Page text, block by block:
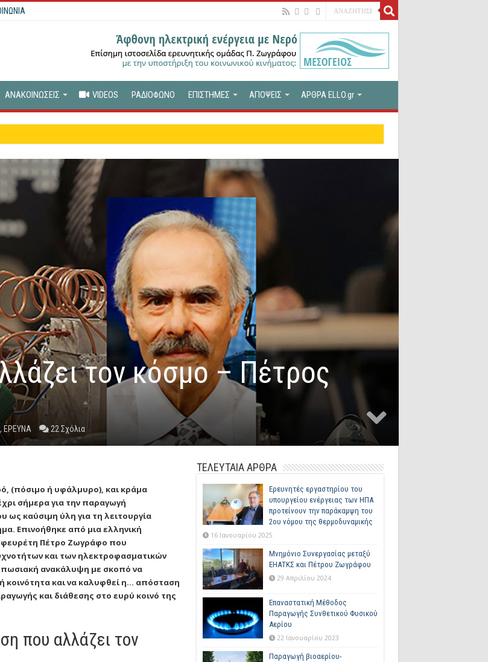
ΑΝΑΚΟΙΝΩΣΕΙΣ VIDEOS ΡΑΔΙΟΦΩΝΟ ΕΠΙΣΤΗΜΕΣ ΑΠΟΨΕΙΣ ΑΡΘΡΑ ELLO.gr
τον κόσμο – Πέτρος
, ΕΡΕΥΝΑ 22 Σχόλια
(πόσιμο ή υφάλμυρο), και κράμα
σήμερα για την παραγωγή
ως καύσιμη ύλη για τη λειτουργία
Επινοήθηκε από μια ελληνική
Πέτρο Ζωγράφο που
και των ηλεκτροφασματικών
ανακάλυψη με σκοπό να
κοινότητα και να καλυφθεί η… απόσταση
και διάθεσης στο ευρύ κοινό της
που αλλάζει τον
ΤΕΛΕΥΤΑΙΑ ΑΡΘΡΑ
Ερευνητές εργαστηρίου του
υπουργείου ενέργειας των ΗΠΑ
προτείνουν την παράκαμψη του
2ου νόμου της θερμοδυναμικής
16 Ιανουαρίου 2025
Μνημόνιο Συνεργασίας μεταξύ
ΕΗΑΤΚΣ και Πέτρου Ζωγράφου
29 Απριλίου 2024
Επαναστατική Μέθοδος
Παραγωγής Συνθετικού Φυσικού
Αερίου
22 Ιανουαρίου 2023
Παραγωγή βιοαερίου-